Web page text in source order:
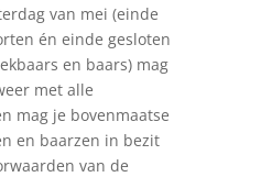
van mei (einde
én einde gesloten
en baars) mag
met alle
mag je bovenmaatse
en baarzen in bezit
van de